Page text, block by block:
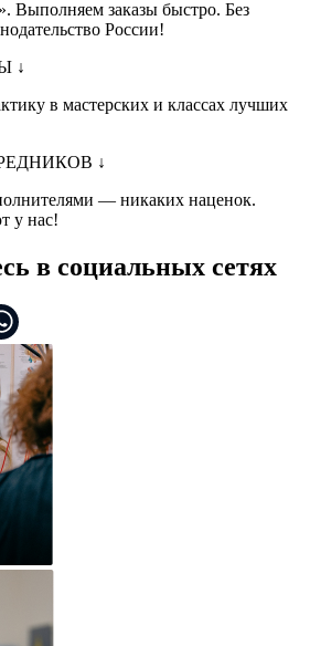
Выполняем заказы быстро. Без
России!
↓
в мастерских и классах лучших
↓
— никаких наценок.
у нас!
в социальных сетях